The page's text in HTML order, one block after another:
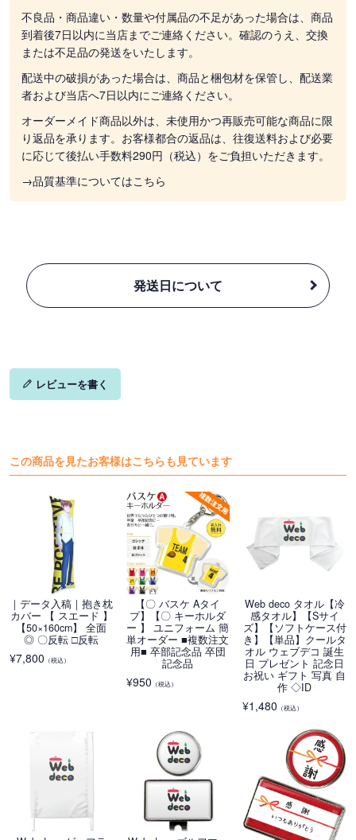
不良品・商品違い・数量や付属品の不足があった場合は、商品
到着後7日以内に当店までご連絡ください。確認のうえ、交換
または不足品の発送をいたします。
配送中の破損があった場合は、商品と梱包材を保管し、配送業
者および当店へ7日以内にご連絡ください。
オーダーメイド商品以外は、未使用かつ再販売可能な商品に限
り返品を承ります。お客様都合の返品は、往復送料および必要
に応じて後払い手数料290円（税込）をご負担いただきます。
→品質基準についてはこちら
発送日について
レビューを書く
この商品を見たお客様はこちらも見ています
｜データ入稿｜抱き枕
カバー 【 スエード 】
【50×160cm】 全面
◎ 〇反転 □反転
¥7,800 （税込）
【〇 バスケ Aタイ
プ】【〇 キーホルダ
ー 】 ユニフォーム 簡
単オーダー ■複数注文
用■ 卒部記念品 卒団
記念品
¥950 （税込）
Web deco タオル【冷
感タオル】【Sサイ
ズ】【ソフトケース付
き】【単品】クールタ
オル ウェブデコ 誕生
日 プレゼント 記念日
お祝い ギフト 写真 自
作 ◇ID
¥1,480 （税込）